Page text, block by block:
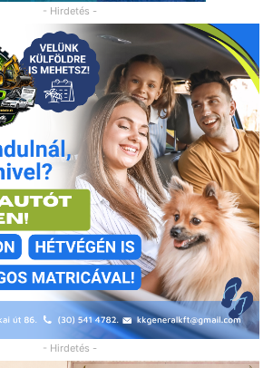
- Hirdetés -
- Hirdetés -